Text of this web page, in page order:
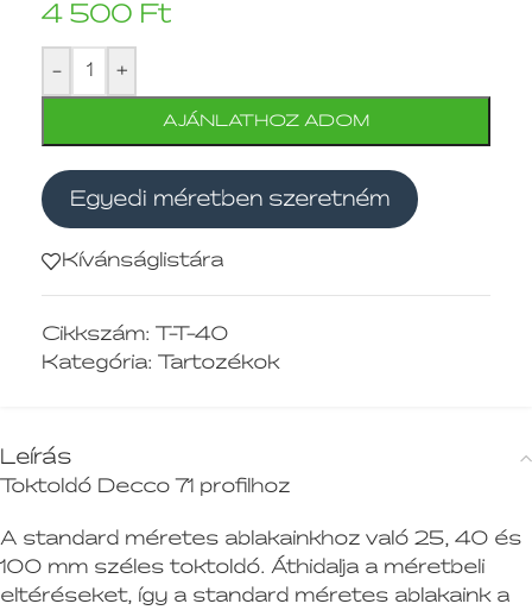
4 500 Ft
- +
AJÁNLATHOZ ADOM
Egyedi méretben szeretném
Kívánságlistára
Cikkszám: T-T-40
Kategória: Tartozékok
Leírás
Toktoldó Decco 71 profilhoz
A standard méretes ablakainkhoz való 25, 40 és
100 mm széles toktoldó. Áthidalja a méretbeli
eltéréseket, így a standard méretes ablakaink a